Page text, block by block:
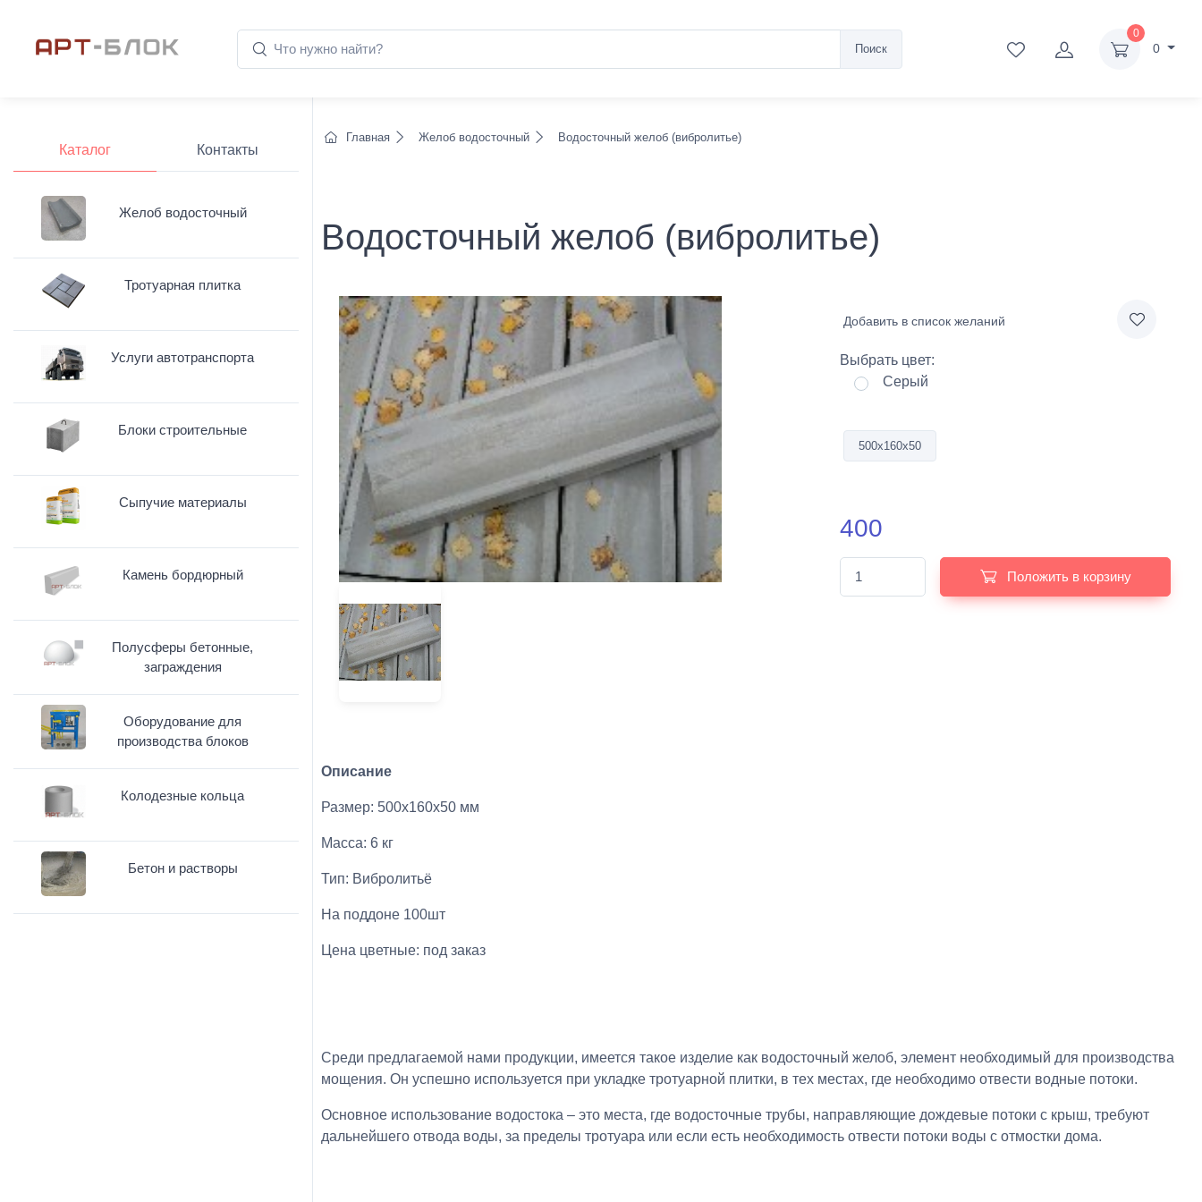
Поиск
0
0
Главная Желоб водосточный Водосточный желоб (вибролитье)
Водосточный желоб (вибролитье)
Добавить в список желаний
Выбрать цвет:
Серый
500х160х50
400
Положить в корзину
Описание
Размер: 500х160х50 мм
Масса: 6 кг
Тип: Вибролитьё
На поддоне 100шт
Цена цветные: под заказ
Среди предлагаемой нами продукции, имеется такое изделие как водосточный желоб, элемент необходимый для производства
мощения. Он успешно используется при укладке тротуарной плитки, в тех местах, где необходимо отвести водные потоки.
Основное использование водостока – это места, где водосточные трубы, направляющие дождевые потоки с крыш, требуют
дальнейшего отвода воды, за пределы тротуара или если есть необходимость отвести потоки воды с отмостки дома.
Каталог Контакты
Желоб водосточный
Тротуарная плитка
Услуги автотранспорта
Блоки строительные
Сыпучие материалы
Камень бордюрный
Полусферы бетонные,
заграждения
Оборудование для
производства блоков
Колодезные кольца
Бетон и растворы